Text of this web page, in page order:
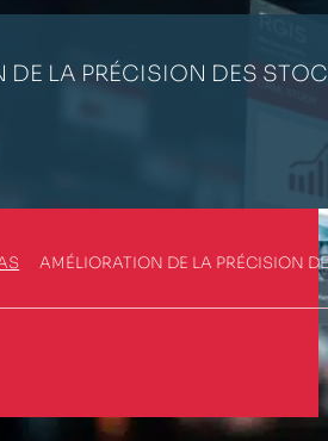
LA PRÉCISION DES
AMÉLIORATION DE LA PRÉCISION